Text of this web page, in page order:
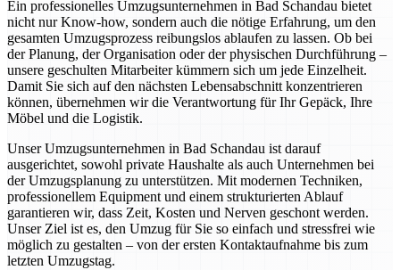
Ein professionelles Umzugsunternehmen in Bad Schandau bietet
nicht nur Know-how, sondern auch die nötige Erfahrung, um den
gesamten Umzugsprozess reibungslos ablaufen zu lassen. Ob bei
der Planung, der Organisation oder der physischen Durchführung –
unsere geschulten Mitarbeiter kümmern sich um jede Einzelheit.
Damit Sie sich auf den nächsten Lebensabschnitt konzentrieren
können, übernehmen wir die Verantwortung für Ihr Gepäck, Ihre
Möbel und die Logistik.
Unser Umzugsunternehmen in Bad Schandau ist darauf
ausgerichtet, sowohl private Haushalte als auch Unternehmen bei
der Umzugsplanung zu unterstützen. Mit modernen Techniken,
professionellem Equipment und einem strukturierten Ablauf
garantieren wir, dass Zeit, Kosten und Nerven geschont werden.
Unser Ziel ist es, den Umzug für Sie so einfach und stressfrei wie
möglich zu gestalten – von der ersten Kontaktaufnahme bis zum
letzten Umzugstag.